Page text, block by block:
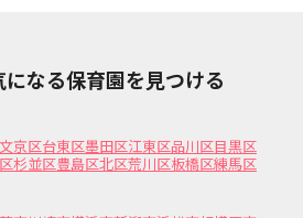
なる保育園を見つける
文京区台東区墨田区江東区品川区目黒区
杉並区豊島区北区荒川区板橋区練馬区